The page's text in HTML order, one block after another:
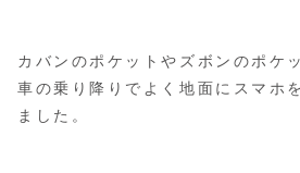
カバンのポケットやズボンのポケ
車の乗り降りでよく地面にスマホ
ました。